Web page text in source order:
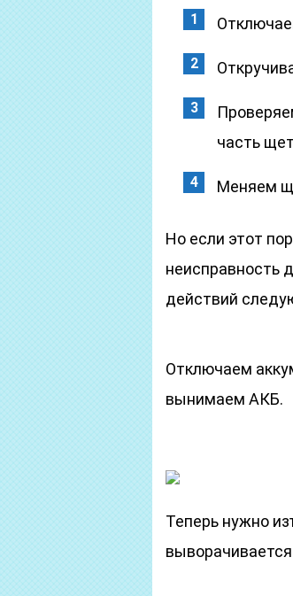
часть
Меняем
Но если этот
неисправность
действий
Отключаем
вынимаем АКБ.
Теперь нужно
выворачивается